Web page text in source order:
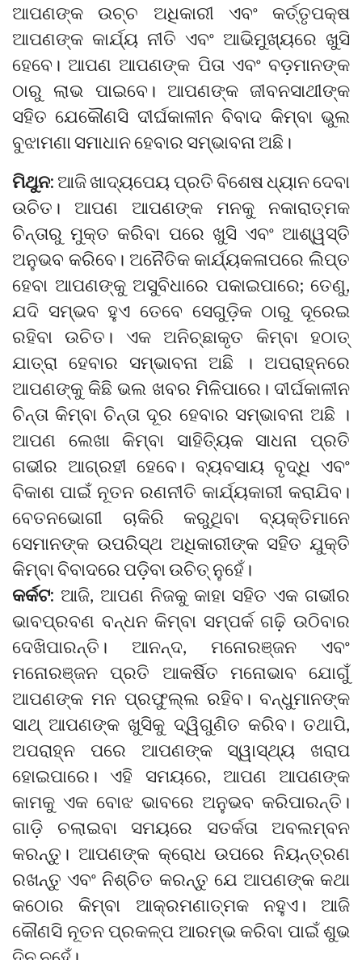
ଆପଣଙ୍କ ଉଚ୍ଚ ଅଧିକାରୀ ଏବଂ କର୍ତ୍ତୃପକ୍ଷ
ଆପଣଙ୍କ କାର୍ଯ୍ୟ ନୀତି ଏବଂ ଆଭିମୁଖ୍ୟରେ ଖୁସି
ହେବେ। ଆପଣ ଆପଣଙ୍କ ପିତା ଏବଂ ବଡ଼ମାନଙ୍କ
ଠାରୁ ଲାଭ ପାଇବେ। ଆପଣଙ୍କ ଜୀବନସାଥୀଙ୍କ
ସହିତ ଯେକୌଣସି ଦୀର୍ଘକାଳୀନ ବିବାଦ କିମ୍ବା ଭୁଲ
ବୁଝାମଣା ସମାଧାନ ହେବାର ସମ୍ଭାବନା ଅଛି।
ମିଥୁନ: ଆଜି ଖାଦ୍ୟପେୟ ପ୍ରତି ବିଶେଷ ଧ୍ୟାନ ଦେବା
ଉଚିତ। ଆପଣ ଆପଣଙ୍କ ମନକୁ ନକାରାତ୍ମକ
ଚିନ୍ତାରୁ ମୁକ୍ତ କରିବା ପରେ ଖୁସି ଏବଂ ଆଶ୍ୱସ୍ତି
ଅନୁଭବ କରିବେ। ଅନୈତିକ କାର୍ଯ୍ୟକଳାପରେ ଲିପ୍ତ
ହେବା ଆପଣଙ୍କୁ ଅସୁବିଧାରେ ପକାଇପାରେ; ତେଣୁ,
ଯଦି ସମ୍ଭବ ହୁଏ ତେବେ ସେଗୁଡ଼ିକ ଠାରୁ ଦୂରେଇ
ରହିବା ଉଚିତ। ଏକ ଅନିଚ୍ଛାକୃତ କିମ୍ବା ହଠାତ୍
ଯାତ୍ରା ହେବାର ସମ୍ଭାବନା ଅଛି । ଅପରାହ୍ନରେ
ଆପଣଙ୍କୁ କିଛି ଭଲ ଖବର ମିଳିପାରେ। ଦୀର୍ଘକାଳୀନ
ଚିନ୍ତା କିମ୍ବା ଚିନ୍ତା ଦୂର ହେବାର ସମ୍ଭାବନା ଅଛି ।
ଆପଣ ଲେଖା କିମ୍ବା ସାହିତ୍ୟିକ ସାଧନା ପ୍ରତି
ଗଭୀର ଆଗ୍ରହୀ ହେବେ। ବ୍ୟବସାୟ ବୃଦ୍ଧି ଏବଂ
ବିକାଶ ପାଇଁ ନୂତନ ରଣନୀତି କାର୍ଯ୍ୟକାରୀ କରାଯିବ।
ବେତନଭୋଗୀ ଚାକିରି କରୁଥିବା ବ୍ୟକ୍ତିମାନେ
ସେମାନଙ୍କ ଉପରିସ୍ଥ ଅଧିକାରୀଙ୍କ ସହିତ ଯୁକ୍ତି
କିମ୍ବା ବିବାଦରେ ପଡ଼ିବା ଉଚିତ୍ ନୁହେଁ।
କର୍କଟ: ଆଜି, ଆପଣ ନିଜକୁ କାହା ସହିତ ଏକ ଗଭୀର
ଭାବପ୍ରବଣ ବନ୍ଧନ କିମ୍ବା ସମ୍ପର୍କ ଗଢ଼ି ଉଠିବାର
ଦେଖିପାରନ୍ତି। ଆନନ୍ଦ, ମନୋରଞ୍ଜନ ଏବଂ
ମନୋରଞ୍ଜନ ପ୍ରତି ଆକର୍ଷିତ ମନୋଭାବ ଯୋଗୁଁ
ଆପଣଙ୍କ ମନ ପ୍ରଫୁଲ୍ଲ ରହିବ। ବନ୍ଧୁମାନଙ୍କ
ସାଥ୍ ଆପଣଙ୍କ ଖୁସିକୁ ଦ୍ୱିଗୁଣିତ କରିବ। ତଥାପି,
ଅପରାହ୍ନ ପରେ ଆପଣଙ୍କ ସ୍ୱାସ୍ଥ୍ୟ ଖରାପ
ହୋଇପାରେ। ଏହି ସମୟରେ, ଆପଣ ଆପଣଙ୍କ
କାମକୁ ଏକ ବୋଝ ଭାବରେ ଅନୁଭବ କରିପାରନ୍ତି।
ଗାଡ଼ି ଚଲାଇବା ସମୟରେ ସତର୍କତା ଅବଲମ୍ବନ
କରନ୍ତୁ। ଆପଣଙ୍କ କ୍ରୋଧ ଉପରେ ନିୟନ୍ତ୍ରଣ
ରଖନ୍ତୁ ଏବଂ ନିଶ୍ଚିତ କରନ୍ତୁ ଯେ ଆପଣଙ୍କ କଥା
କଠୋର କିମ୍ବା ଆକ୍ରମଣାତ୍ମକ ନହୁଏ। ଆଜି
କୌଣସି ନୂତନ ପ୍ରକଳ୍ପ ଆରମ୍ଭ କରିବା ପାଇଁ ଶୁଭ